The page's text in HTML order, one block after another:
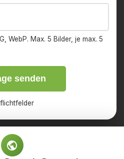
WebP. Max. 5 Bilder, je max. 5
senden